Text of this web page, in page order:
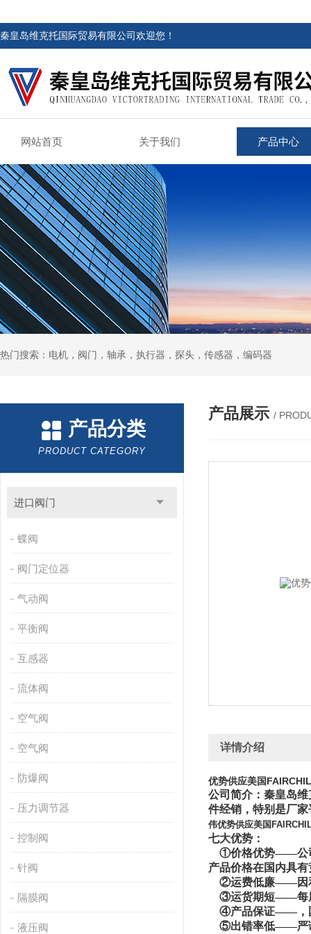
秦皇岛维克托国际贸易有限公司欢迎您！
网站首页 关于我们 产品中心
热门搜索：电机，阀门，轴承，执行器，探头，传感器，编码器
产品分类
PRODUCT CATEGORY
进口阀门
蝶阀
阀门定位器
气动阀
平衡阀
互感器
流体阀
空气阀
空气阀
防爆阀
压力调节器
控制阀
针阀
隔膜阀
液压阀
产品展示 /
详情介绍
优势供应美国
公司简介：秦皇岛
件经销，特别是厂
伟优势供应美国
七大优势：
①价格优势——公司
产品价格在国内具
②运费低廉——因和
③运货期短——每周
④产品保证——，
⑤出错率低——严谨